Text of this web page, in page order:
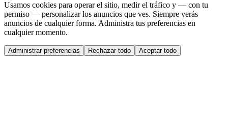
Usamos cookies para operar el sitio, medir el tráfico y — con tu
permiso — personalizar los anuncios que ves. Siempre verás
anuncios de cualquier forma. Administra tus preferencias en
cualquier momento.
Administrar preferencias Rechazar todo Aceptar todo